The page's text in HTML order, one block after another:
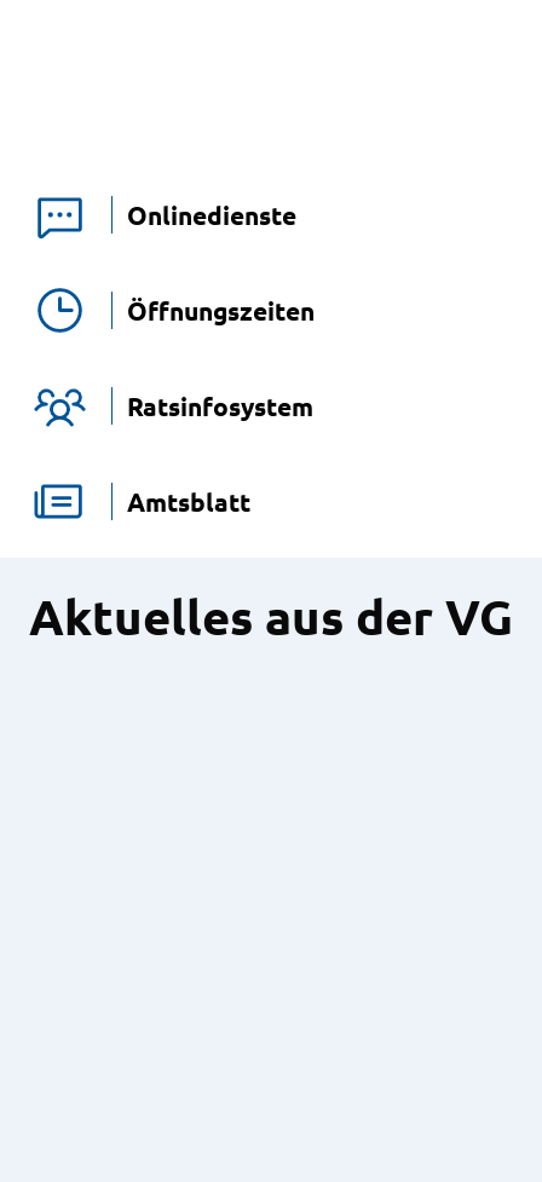
Onlinedienste
Öffnungszeiten
Ratsinfosystem
Amtsblatt
Aktuelles aus der VG